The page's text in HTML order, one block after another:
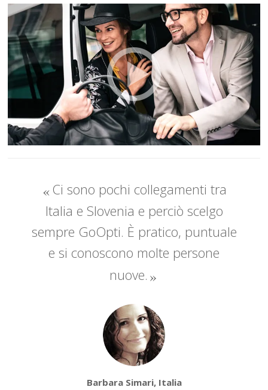
Ci sono pochi collegamenti tra
Italia e Slovenia e perciò scelgo
sempre GoOpti. È pratico, puntuale
e si conoscono molte persone
nuove.
Barbara Simari, Italia